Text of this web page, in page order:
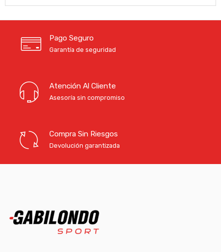
Pago Seguro
Garantía de seguridad
Atención Al Cliente
Asesoría sin compromiso
Compra Sin Riesgos
Devolución garantizada